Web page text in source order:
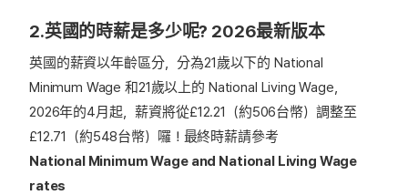
2.英國的時薪是多少呢? 2026最新版本
英國的薪資以年齡區分，分為21歲以下的 National
Minimum Wage 和21歲以上的 National Living Wage，
2026年的4月起，薪資將從£12.21（約506台幣）調整至
£12.71（約548台幣）囉！最終時薪請參考
National Minimum Wage and National Living Wage
rates